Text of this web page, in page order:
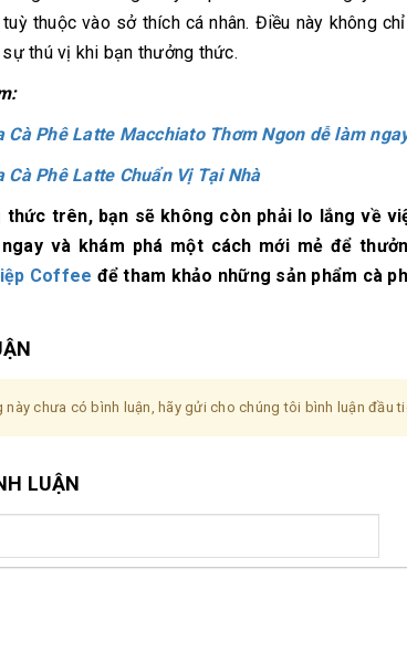
tuỳ thuộc vào sở thích cá nhân. Điều này không
thú vị khi bạn thưởng thức.
Cà Phê Latte Macchiato Thơm Ngon dễ làm
Cà Phê Latte Chuẩn Vị Tại Nhà
thức trên, bạn sẽ không còn phải lo lắng về
và khám phá một cách mới mẻ để
Coffee để tham khảo những sản phẩm cà
này chưa có bình luận, hãy gửi cho chúng tôi bình luận đầu
LUẬN